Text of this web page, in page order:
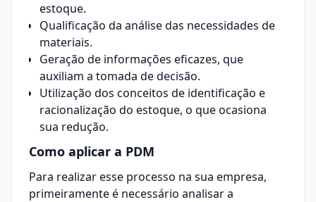
estoque.
Qualificação da análise das necessidades de
materiais.
Geração de informações eficazes, que
auxiliam a tomada de decisão.
Utilização dos conceitos de identificação e
racionalização do estoque, o que ocasiona
sua redução.
Como aplicar a PDM
Para realizar esse processo na sua empresa,
primeiramente é necessário analisar a